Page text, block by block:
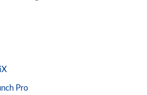
Pro